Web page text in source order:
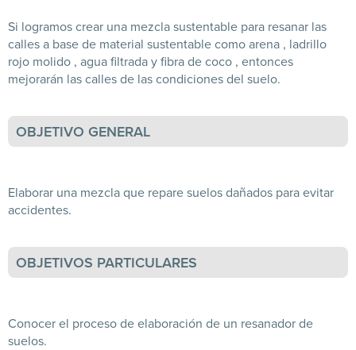
Si logramos crear una mezcla sustentable para resanar las
calles a base de material sustentable como arena , ladrillo
rojo molido , agua filtrada y fibra de coco , entonces
mejorarán las calles de las condiciones del suelo.
OBJETIVO GENERAL
Elaborar una mezcla que repare suelos dañados para evitar
accidentes.
OBJETIVOS PARTICULARES
Conocer el proceso de elaboración de un resanador de
suelos.